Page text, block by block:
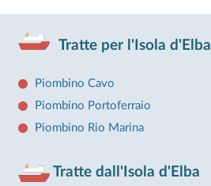
Tratte per l'Isola d'Elba
Piombino Cavo
Piombino Portoferraio
Piombino Rio Marina
Tratte dall'Isola d'Elba